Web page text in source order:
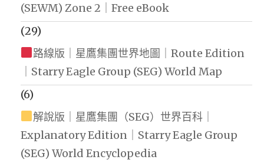
(SEWM) Zone 2｜Free eBook
(29)
路線版｜星鷹集團世界地圖｜Route Edition
｜Starry Eagle Group (SEG) World Map
(6)
解說版｜星鷹集團（SEG）世界百科｜
Explanatory Edition｜Starry Eagle Group
(SEG) World Encyclopedia